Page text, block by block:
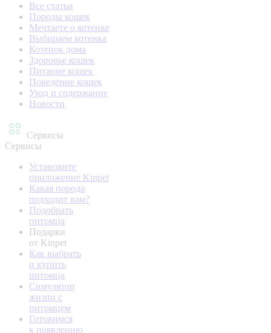
Все статьи
Породы кошек
Мечтаете о котенке
Выбираем котенка
Котенок дома
Здоровье кошек
Питание кошек
Поведение кошек
Уход и содержание
Новости
Сервисы
Сервисы
Установите
приложение Kinpet
Какая порода
подходит вам?
Подобрать
питомца
Подарки
от Kinpet
Как выбрать
и купить
питомца
Симулятор
жизни с
питомцем
Готовимся
к появлению